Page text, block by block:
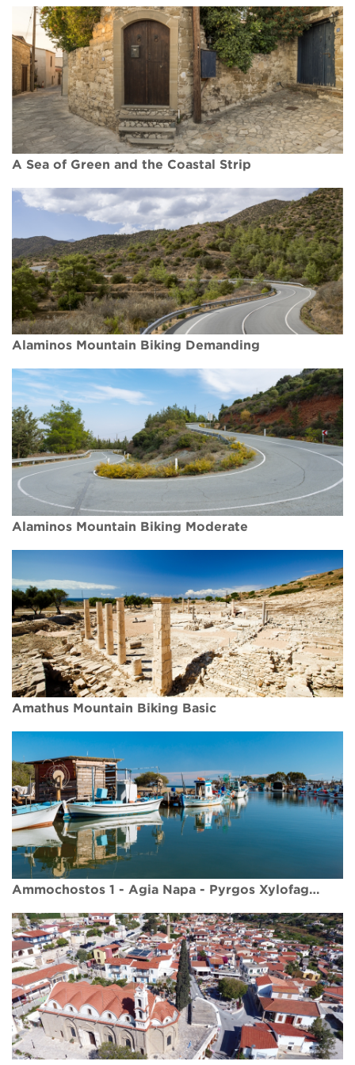
A Sea of Green and the Coastal Strip
Alaminos Mountain Biking Demanding
Alaminos Mountain Biking Moderate
Amathus Mountain Biking Basic
Ammochostos 1 - Agia Napa - Pyrgos Xylofagou Cycling Route